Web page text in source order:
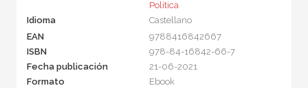
Política
Idioma
Castellano
EAN
9788416842667
ISBN
978-84-16842-66-7
Fecha publicación
21-06-2021
Formato
Ebook